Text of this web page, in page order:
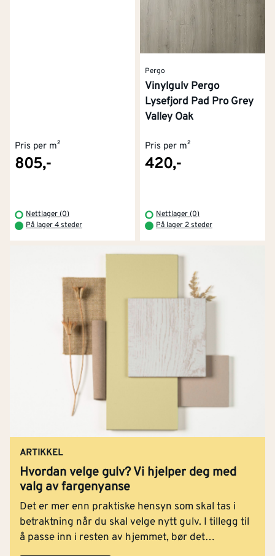
Pris per m²
805,-
Nettlager (0)
På lager 4 steder
Pergo
Vinylgulv Pergo
Lysefjord Pad Pro Grey
Valley Oak
Pris per m²
420,-
Nettlager (0)
På lager 2 steder
ARTIKKEL
Hvordan velge gulv? Vi hjelper deg med
valg av fargenyanse
Det er mer enn praktiske hensyn som skal tas i
betraktning når du skal velge nytt gulv. I tillegg til
å passe inn i resten av hjemmet, bør det
harmonere godt med det du skal bruke rommet til.